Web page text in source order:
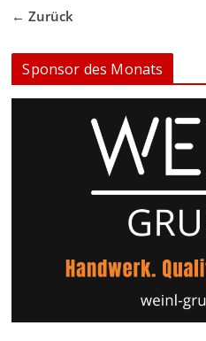
← Zurück
Sponsor des Monats